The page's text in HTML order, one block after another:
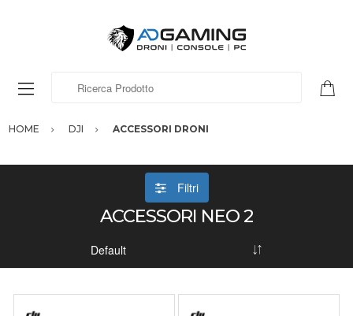
HOME DJI ACCESSORI DRONI
Filtri
ACCESSORI NEO 2